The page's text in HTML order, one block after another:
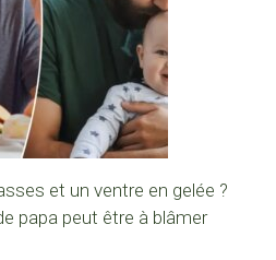
et un ventre en gelée ?
papa peut être à blâmer